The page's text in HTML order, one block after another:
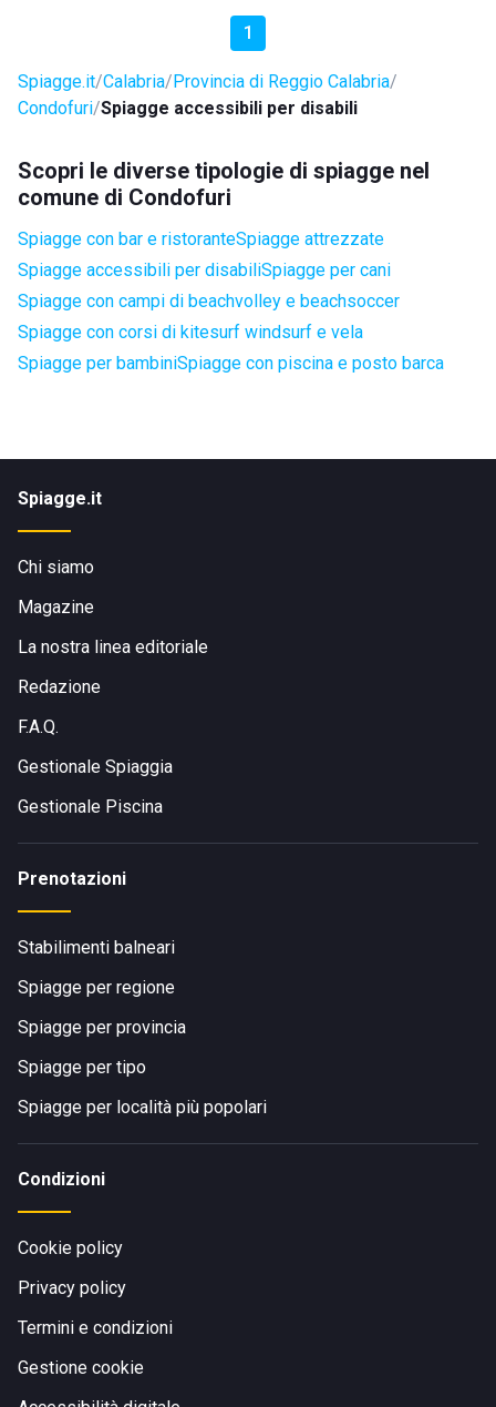
1
Spiagge.it Calabria Provincia di Reggio Calabria
Condofuri Spiagge accessibili per disabili
Scopri le diverse tipologie di spiagge nel
comune di Condofuri
Spiagge con bar e ristoranteSpiagge attrezzate
Spiagge accessibili per disabiliSpiagge per cani
Spiagge con campi di beachvolley e beachsoccer
Spiagge con corsi di kitesurf windsurf e vela
Spiagge per bambiniSpiagge con piscina e posto barca
Spiagge.it
Chi siamo
Magazine
La nostra linea editoriale
Redazione
F.A.Q.
Gestionale Spiaggia
Gestionale Piscina
Prenotazioni
Stabilimenti balneari
Spiagge per regione
Spiagge per provincia
Spiagge per tipo
Spiagge per località più popolari
Condizioni
Cookie policy
Privacy policy
Termini e condizioni
Gestione cookie